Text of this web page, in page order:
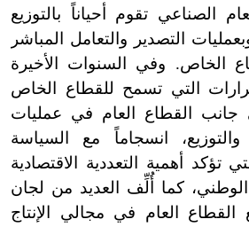
الصناعي تقوم أحياناً بالتوزيع
التصدير والتعامل المباشر
الخاص. وفي السنوات الأخيرة
التي تسمح للقطاع الخاص
جانب القطاع العام في عمليات
والتوزيع، انسجاماً مع السياسة
تؤكد أهمية التعددية الاقتصادية
كما أُلِّف العديد من لجان
القطاع العام في مجالي الإنتاج